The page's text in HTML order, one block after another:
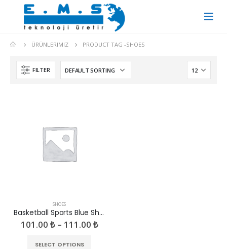
ÜRÜNLERIMIZ PRODUCT TAG -SHOES
FILTER
SHOES
Basketball Sports Blue Shoes
101.00 ₺– 111.00 ₺
SELECT OPTIONS